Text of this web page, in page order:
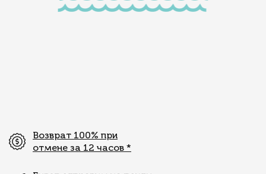
Возврат 100% при
отмене за 12 часов *